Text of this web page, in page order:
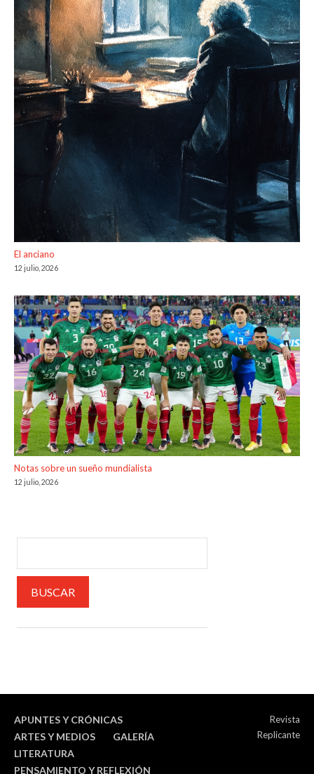
El anciano
12 julio, 2026
Notas sobre un sueño mundialista
12 julio, 2026
APUNTES Y CRÓNICAS
ARTES Y MEDIOS
GALERÍA
LITERATURA
PENSAMIENTO Y REFLEXIÓN
Revista
Replicante